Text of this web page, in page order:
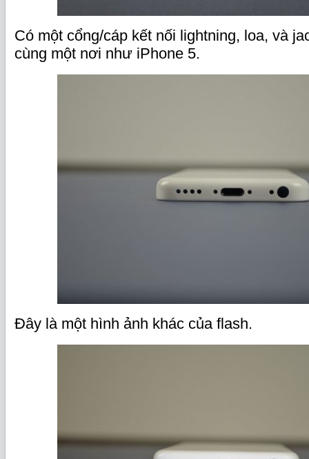
Có một cổng/cáp kết nối lightning, loa, và
cùng một nơi như iPhone 5.
Đây là một hình ảnh khác của flash.